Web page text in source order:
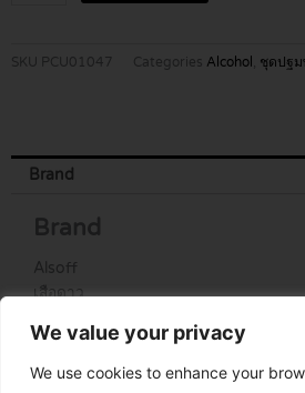
We value your privacy
We use cookies to enhance your
SKU PCU01047 Categories Alcohol, ชุดปฐ
Brand
Brand
Alsoff
เสือดาว